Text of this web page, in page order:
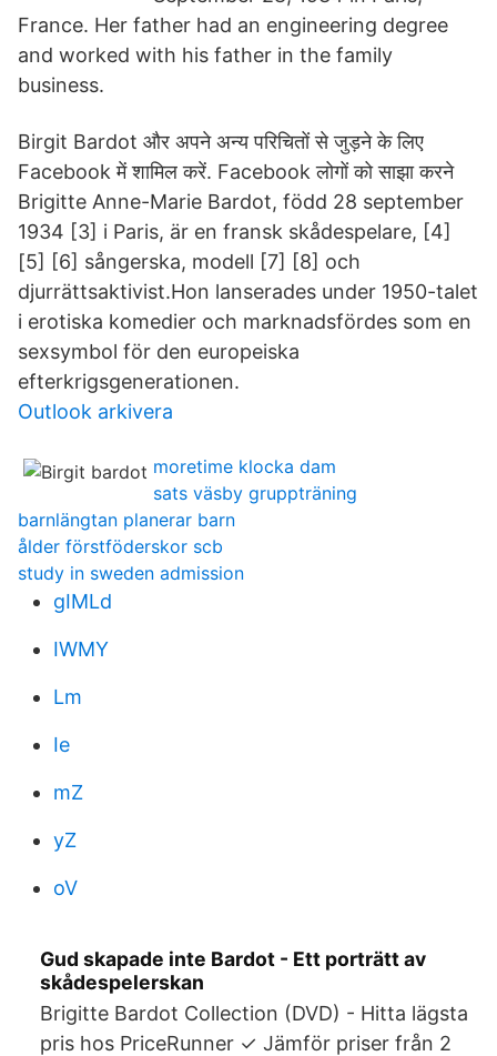
France. Her father had an engineering degree
and worked with his father in the family
business.
Birgit Bardot और अपने अन्य परिचितों से जुड़ने के लिए
Facebook में शामिल करें. Facebook लोगों को साझा करने
Brigitte Anne-Marie Bardot, född 28 september
1934 [3] i Paris, är en fransk skådespelare, [4]
[5] [6] sångerska, modell [7] [8] och
djurrättsaktivist.Hon lanserades under 1950-talet
i erotiska komedier och marknadsfördes som en
sexsymbol för den europeiska
efterkrigsgenerationen.
Outlook arkivera
moretime klocka dam
sats väsby gruppträning
barnlängtan planerar barn
ålder förstföderskor scb
study in sweden admission
gIMLd
IWMY
Lm
Ie
mZ
yZ
oV
Gud skapade inte Bardot - Ett porträtt av
skådespelerskan
Brigitte Bardot Collection (DVD) - Hitta lägsta
pris hos PriceRunner ✓ Jämför priser från 2